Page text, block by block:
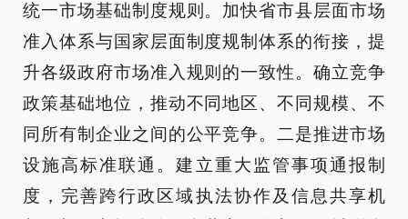
统一市场基础制度规则。加快省市县层面市场
准入体系与国家层面制度规制体系的衔接，提
升各级政府市场准入规则的一致性。确立竞争
政策基础地位，推动不同地区、不同规模、不
同所有制企业之间的公平竞争。二是推进市场
设施高标准联通。建立重大监管事项通报制
度，完善跨行政区域执法协作及信息共享机